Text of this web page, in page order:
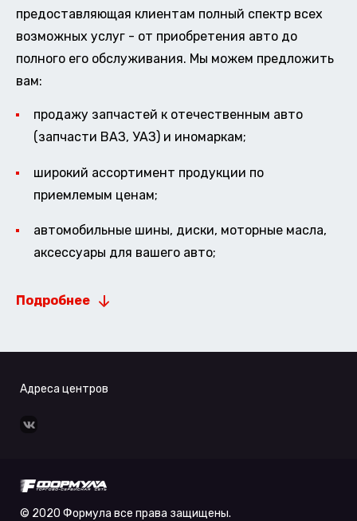
предоставляющая клиентам полный спектр всех
возможных услуг - от приобретения авто до
полного его обслуживания. Мы можем предложить
вам:
продажу запчастей к отечественным авто
(запчасти ВАЗ, УАЗ) и иномаркам;
широкий ассортимент продукции по
приемлемым ценам;
автомобильные шины, диски, моторные масла,
аксессуары для вашего авто;
Подробнее
Адреса центров
© 2020 Формула все права защищены.